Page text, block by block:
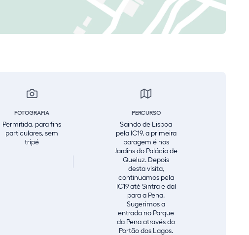
FOTOGRAFIA
Permitida, para fins
particulares, sem
tripé
PERCURSO
Saindo de Lisboa
pela IC19, a primeira
paragem é nos
Jardins do Palácio de
Queluz. Depois
desta visita,
continuamos pela
IC19 até Sintra e daí
para a Pena.
Sugerimos a
entrada no Parque
da Pena através do
Portão dos Lagos.